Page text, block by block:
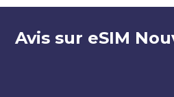
Avis sur eSIM